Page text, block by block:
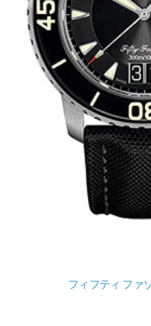
フィフティ ファ